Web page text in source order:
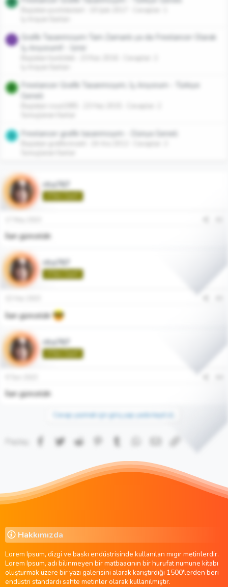
H
Grafik Tasarımcıyım Tam Zamanlı ya da Freelancer Olarak
İş Arıyorum!! - İzmir
R
Freelancer Grafik Tasarımcıyım, İş Arıyorum - Türkiye
Geneli
G Freelancer grafik tasarımcıyım - Dünya Geneli
rita767
🌱Yeni Üye🌱
İlan günceldir.
rita767
🌱Yeni Üye🌱
İlan günceldir
rita767
🌱Yeni Üye🌱
İlan günceldir.
Cevap yazmak için giriş yap yada kayıt ol.
Facebook
Twitter WhatsAppE-posta
Hakkımızda
Lorem Ipsum, dizgi ve baskı endüstrisinde kullanılan mıgır metinlerdir.
Lorem Ipsum, adı bilinmeyen bir matbaacının bir hurufat numune kitabı
oluşturmak üzere bir yazı galerisini alarak karıştırdığı 1500'lerden beri
endüstri standardı sahte metinler olarak kullanılmıştır.